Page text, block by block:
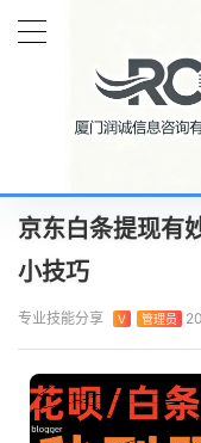
当前位置： 首页 专业
京东白条提现有
小技巧
专业技能分享 V 管理员